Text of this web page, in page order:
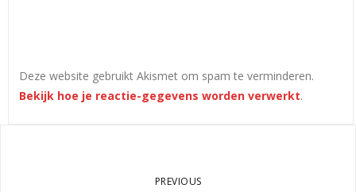
Deze website gebruikt Akismet om spam te verminderen.
Bekijk hoe je reactie-gegevens worden verwerkt.
PREVIOUS